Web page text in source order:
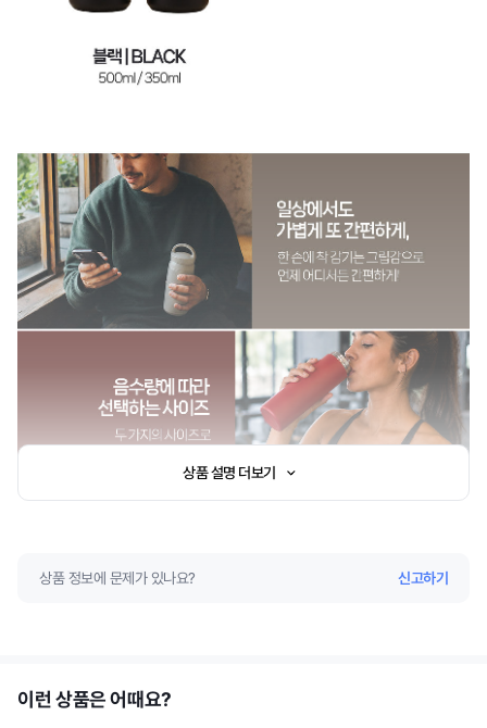
상품 설명 더보기
상품 정보에 문제가 있나요? 신고하기
이런 상품은 어때요?